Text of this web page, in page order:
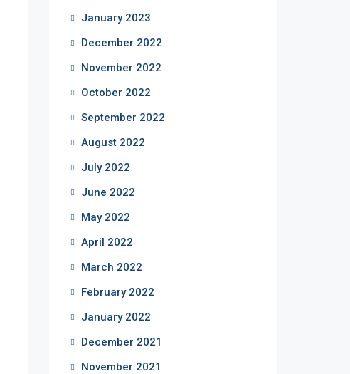
January 2023
December 2022
November 2022
October 2022
September 2022
August 2022
July 2022
June 2022
May 2022
April 2022
March 2022
February 2022
January 2022
December 2021
November 2021